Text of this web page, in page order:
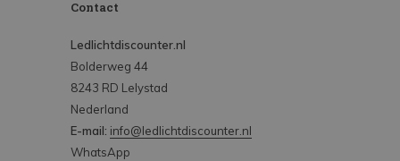
Contact
Ledlichtdiscounter.nl
Bolderweg 44
8243 RD Lelystad
Nederland
E-mail: info@ledlichtdiscounter.nl
WhatsApp